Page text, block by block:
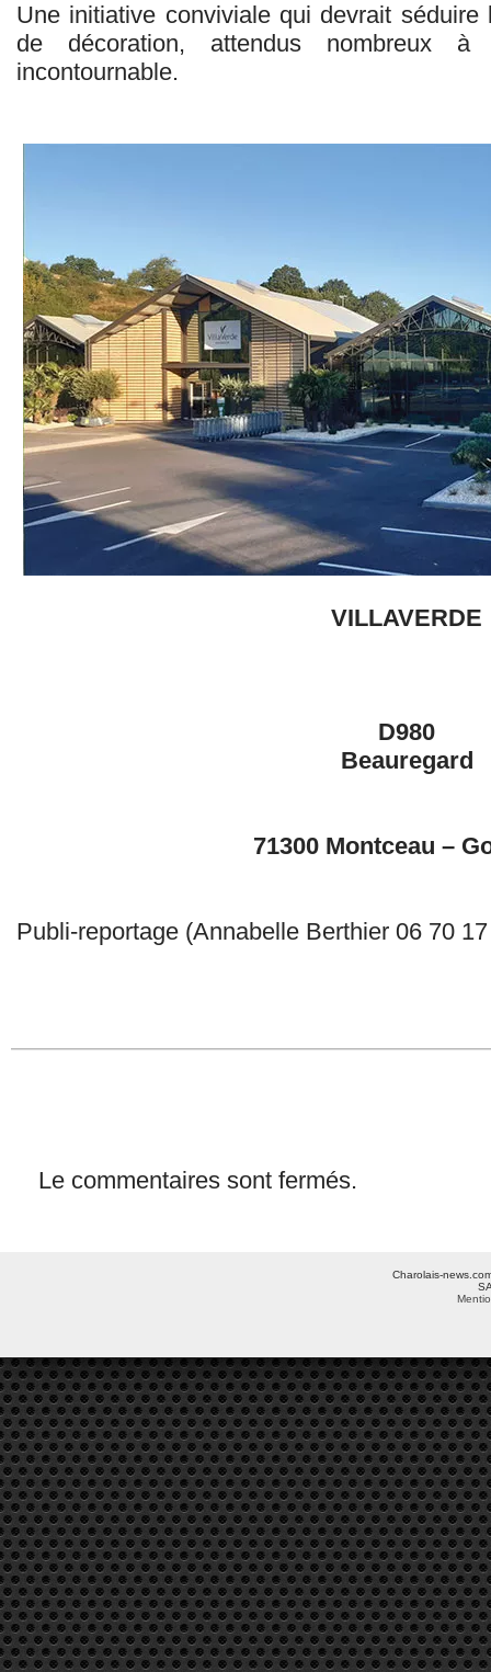
Une initiative conviviale qui devrait
de décoration, attendus nombreux
incontournable.
VILLAVERDE
D980
Beauregard
71300 Montceau –
Publi-reportage (Annabelle Berthier 06 70
Le commentaires sont fermés.
Charolais-